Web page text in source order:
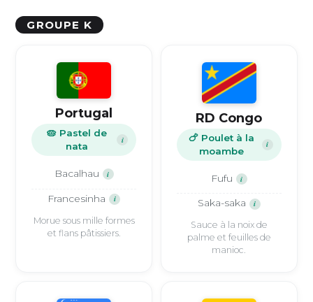
GROUPE K
Portugal
🥧 Pastel de
nata
i
Bacalhau i
Francesinha i
Morue sous mille formes
et flans pâtissiers.
RD Congo
🍗 Poulet à la
moambe
i
Fufu i
Saka-saka i
Sauce à la noix de
palme et feuilles de
manioc.